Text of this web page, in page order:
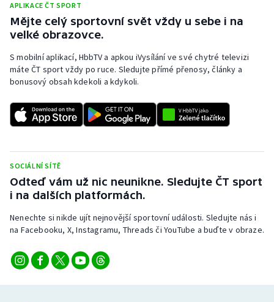
Rychlobruslení
Rychlostní kanoistika
Short track
Stolní tenis
Triatlon
Veslování
Vodní slalom
Ostatní
APLIKACE ČT SPORT
Mějte celý sportovní svět vždy u sebe i na
velké obrazovce.
S mobilní aplikací, HbbTV a apkou iVysílání ve své chytré televizi
máte ČT sport vždy po ruce. Sledujte přímé přenosy, články a
bonusový obsah kdekoli a kdykoli.
SOCIÁLNÍ SÍTĚ
Odteď vám už nic neunikne. Sledujte ČT sport
i na dalších platformách.
Nenechte si nikde ujít nejnovější sportovní události. Sledujte nás i
na Facebooku, X, Instagramu, Threads či YouTube a buďte v obraze.